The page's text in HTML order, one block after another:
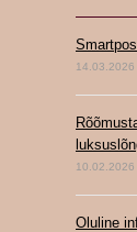
14.03.2026
10.02.2026
Oluline